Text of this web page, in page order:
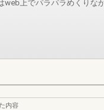
web上でパラパラめくりな
内容